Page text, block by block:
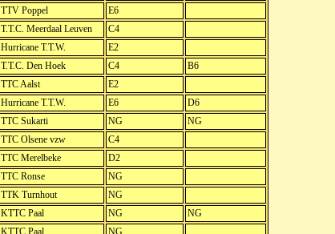
TTV Poppel
E6
T.T.C. Meerdaal Leuven
C4
Hurricane T.T.W.
E2
T.T.C. Den Hoek C4
B6
TTC Aalst
E2
Hurricane T.T.W. E6
D6
TTC Sukarti NG
NG
TTC Olsene vzw
C4
TTC Merelbeke
D2
TTC Ronse
NG
TTK Turnhout
NG
KTTC Paal NG
NG
KTTC Paal
NG